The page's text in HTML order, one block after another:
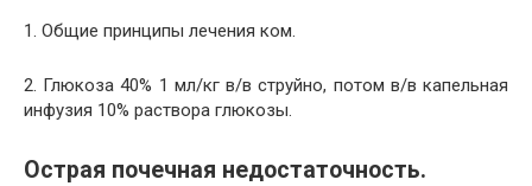
1. Общие принципы лечения ком.
2. Глюкоза 40% 1 мл/кг в/в струйно, потом в/в капельная
инфузия 10% раствора глюкозы.
Острая почечная недостаточность.